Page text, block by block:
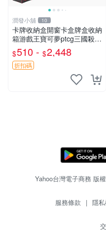
潤發小舖 10
卡牌收納盒開窗卡盒牌盒收納
箱游戲王寶可夢ptcg三國殺海
賊王dtcg
$510 - $2,448
折扣碼
Yahoo台灣電子商務 版
服務條款 | 隱